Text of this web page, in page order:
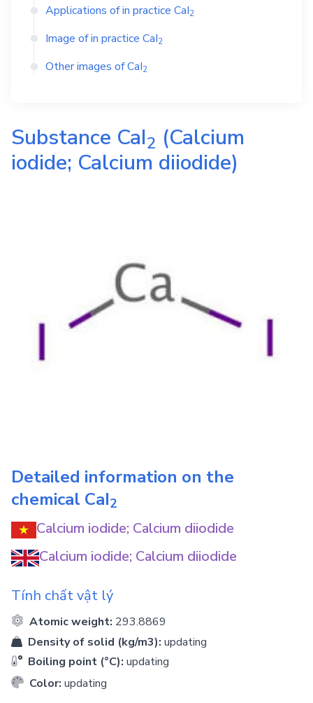
Applications of in practice CaI2
Image of in practice CaI2
Other images ofCaI2
Substance CaI2 (Calcium
iodide; Calcium diiodide)
Detailed information on the
chemical CaI2
Calcium iodide; Calcium diiodide
Calcium iodide; Calcium diiodide
Tính chất vật lý
Atomic weight: 293.8869
Density of solid (kg/m3): updating
Boiling point (°C): updating
Color: updating